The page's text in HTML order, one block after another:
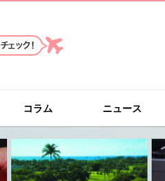
コラム ニュース